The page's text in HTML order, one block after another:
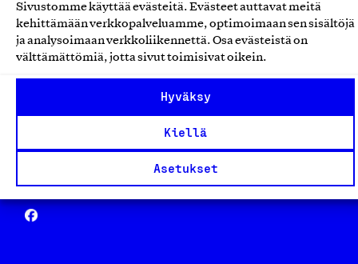
Sivustomme käyttää evästeitä. Evästeet auttavat meitä
kehittämään verkkopalveluamme, optimoimaan sen sisältöjä
ja analysoimaan verkkoliikennettä. Osa evästeistä on
välttämättömiä, jotta sivut toimisivat oikein.
Hyväksy
Kiellä
Asetukset
Avainlippu
Yhteiskunnallinen Yritys -merkki